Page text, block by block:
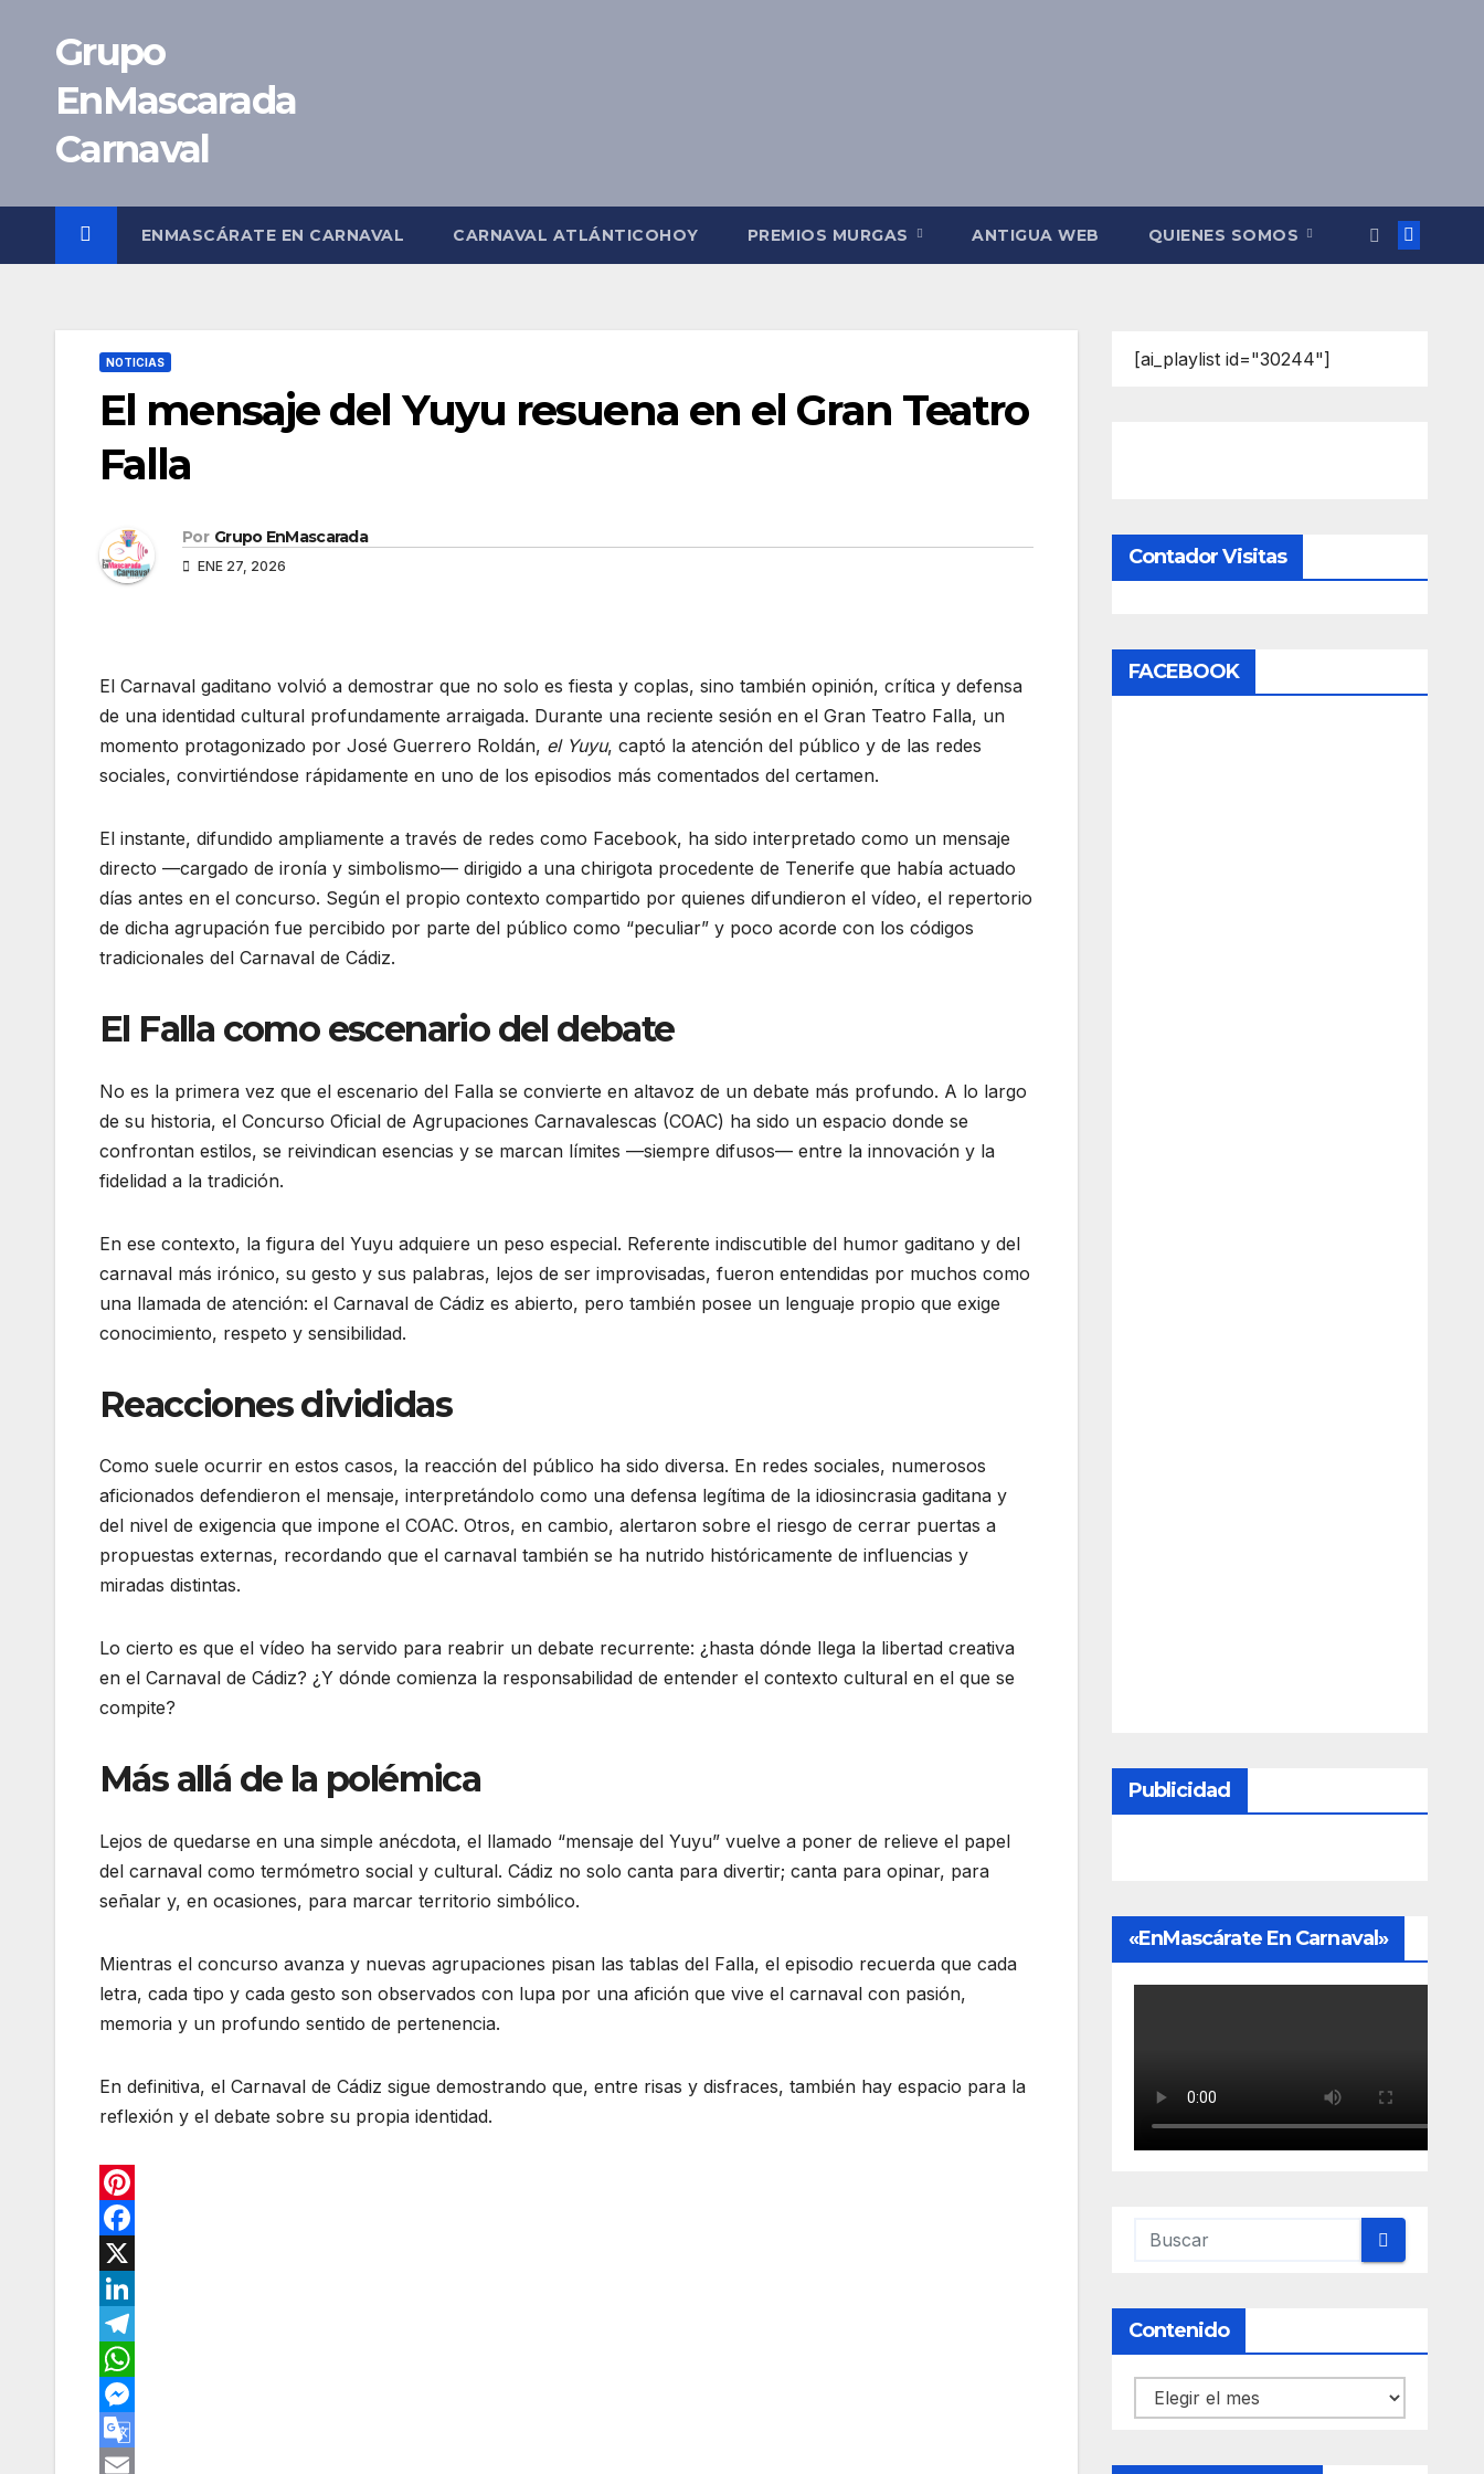
contenido
Grupo
EnMascarada
Carnaval
ENMASCÁRATE EN CARNAVAL CARNAVAL ATLÁNTICOHOY PREMIOS MURGAS ANTIGUA WEB QUIENES SOMOS
NOTICIAS
El mensaje del Yuyu resuena en el Gran Teatro
Falla
Por Grupo EnMascarada
ENE 27, 2026
El Carnaval gaditano volvió a demostrar que no solo es fiesta y coplas, sino también opinión, crítica y defensa
de una identidad cultural profundamente arraigada. Durante una reciente sesión en el Gran Teatro Falla, un
momento protagonizado por José Guerrero Roldán, el Yuyu, captó la atención del público y de las redes
sociales, convirtiéndose rápidamente en uno de los episodios más comentados del certamen.
El instante, difundido ampliamente a través de redes como Facebook, ha sido interpretado como un mensaje
directo —cargado de ironía y simbolismo— dirigido a una chirigota procedente de Tenerife que había actuado
días antes en el concurso. Según el propio contexto compartido por quienes difundieron el vídeo, el repertorio
de dicha agrupación fue percibido por parte del público como “peculiar” y poco acorde con los códigos
tradicionales del Carnaval de Cádiz.
El Falla como escenario del debate
No es la primera vez que el escenario del Falla se convierte en altavoz de un debate más profundo. A lo largo
de su historia, el Concurso Oficial de Agrupaciones Carnavalescas (COAC) ha sido un espacio donde se
confrontan estilos, se reivindican esencias y se marcan límites —siempre difusos— entre la innovación y la
fidelidad a la tradición.
En ese contexto, la figura del Yuyu adquiere un peso especial. Referente indiscutible del humor gaditano y del
carnaval más irónico, su gesto y sus palabras, lejos de ser improvisadas, fueron entendidas por muchos como
una llamada de atención: el Carnaval de Cádiz es abierto, pero también posee un lenguaje propio que exige
conocimiento, respeto y sensibilidad.
Reacciones divididas
Como suele ocurrir en estos casos, la reacción del público ha sido diversa. En redes sociales, numerosos
aficionados defendieron el mensaje, interpretándolo como una defensa legítima de la idiosincrasia gaditana y
del nivel de exigencia que impone el COAC. Otros, en cambio, alertaron sobre el riesgo de cerrar puertas a
propuestas externas, recordando que el carnaval también se ha nutrido históricamente de influencias y
miradas distintas.
Lo cierto es que el vídeo ha servido para reabrir un debate recurrente: ¿hasta dónde llega la libertad creativa
en el Carnaval de Cádiz? ¿Y dónde comienza la responsabilidad de entender el contexto cultural en el que se
compite?
Más allá de la polémica
Lejos de quedarse en una simple anécdota, el llamado “mensaje del Yuyu” vuelve a poner de relieve el papel
del carnaval como termómetro social y cultural. Cádiz no solo canta para divertir; canta para opinar, para
señalar y, en ocasiones, para marcar territorio simbólico.
Mientras el concurso avanza y nuevas agrupaciones pisan las tablas del Falla, el episodio recuerda que cada
letra, cada tipo y cada gesto son observados con lupa por una afición que vive el carnaval con pasión,
memoria y un profundo sentido de pertenencia.
En definitiva, el Carnaval de Cádiz sigue demostrando que, entre risas y disfraces, también hay espacio para la
reflexión y el debate sobre su propia identidad.
P
n
e
r
e
s
F
a
c
e
b
o
o
X
L
n
k
e
T
e
e
W
h
a
M
eG
[ai_playlist id="30244"]
Contador Visitas
FACEBOOK
Publicidad
«EnMascárate En Carnaval»
Contenido
Contenido